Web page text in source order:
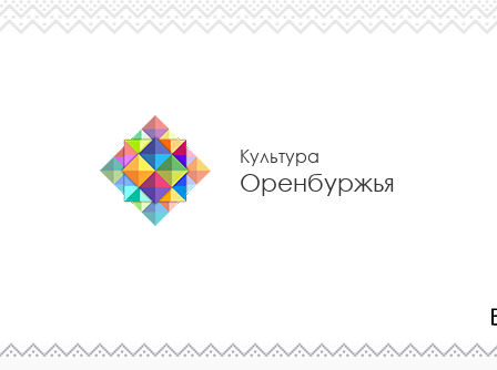
Культура
Оренбуржья